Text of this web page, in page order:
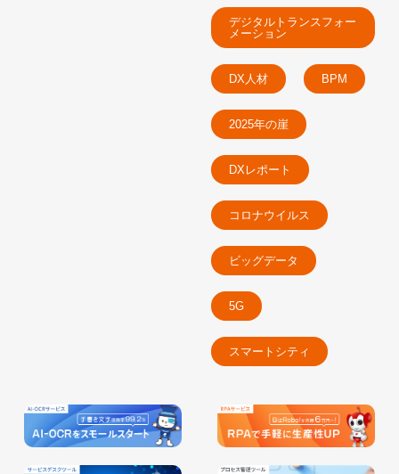
デジタルトランスフォー
メーション
DX人材 BPM
2025年の崖
DXレポート
コロナウイルス
ビッグデータ
5G
スマートシティ